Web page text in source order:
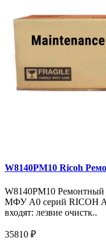
W8140PM10 Ricoh
W8140PM10
МФУ A0 серий RICOH
входят: лезвие очистк..
35810 ₽